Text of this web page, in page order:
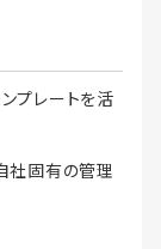
プレートを活
社固有の管理